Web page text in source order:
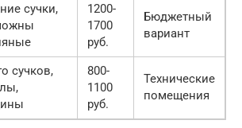
сучки,
1200-
1700
руб.
Бюджетный
вариант
сучков,
800-
1100
руб.
Технические
помещения